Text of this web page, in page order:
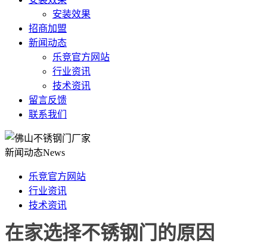
安装效果
招商加盟
新闻动态
乐竞官方网站
行业资讯
技术资讯
留言反馈
联系我们
新闻动态News
乐竞官方网站
行业资讯
技术资讯
在家选择不锈钢门的原因